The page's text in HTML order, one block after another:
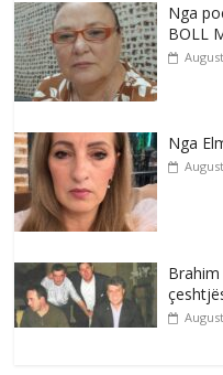
Nga
BOLL
Nga